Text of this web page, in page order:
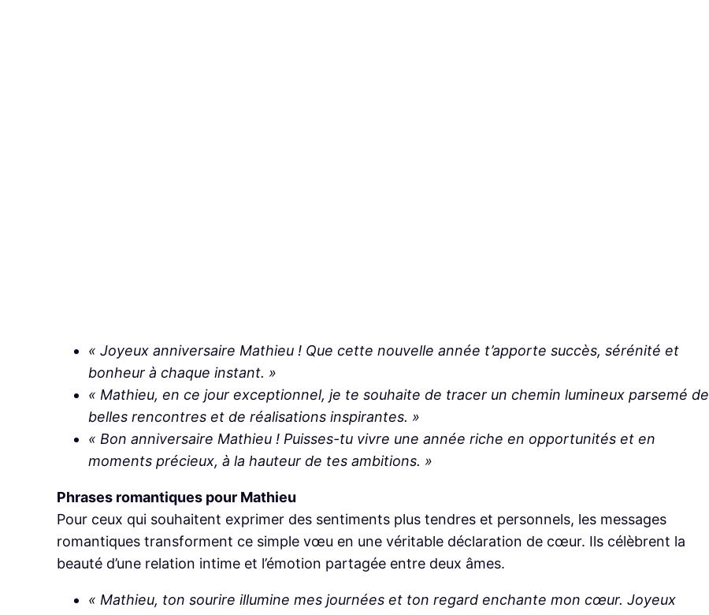
« Joyeux anniversaire Mathieu ! Que cette nouvelle année t’apporte succès, sérénité et
bonheur à chaque instant. »
« Mathieu, en ce jour exceptionnel, je te souhaite de tracer un chemin lumineux parsemé de
belles rencontres et de réalisations inspirantes. »
« Bon anniversaire Mathieu ! Puisses-tu vivre une année riche en opportunités et en
moments précieux, à la hauteur de tes ambitions. »
Phrases romantiques pour Mathieu
Pour ceux qui souhaitent exprimer des sentiments plus tendres et personnels, les messages
romantiques transforment ce simple vœu en une véritable déclaration de cœur. Ils célèbrent la
beauté d’une relation intime et l’émotion partagée entre deux âmes.
« Mathieu, ton sourire illumine mes journées et ton regard enchante mon cœur. Joyeux